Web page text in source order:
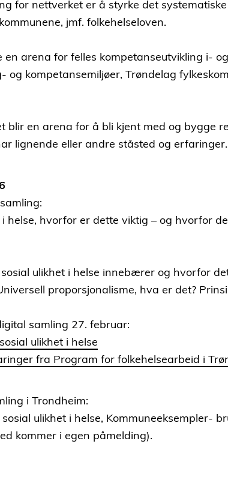
for nettverket er å styrke det
jmf. folkehelseloven.
arena for felles kompetanseutvikling i-
og kompetansemiljøer, Trøndelag
blir en arena for å bli kjent med og bygge
lignende eller andre ståsted og erfaringer.
helse, hvorfor er dette viktig – og hvorfor
ulikhet i helse innebærer og hvorfor
proporsjonalisme, hva er det?
samling 27. februar:
ulikhet i helse
fra Program for folkehelsearbeid i
i Trondheim:
ulikhet i helse, Kommuneeksempler-
kommer i egen påmelding).